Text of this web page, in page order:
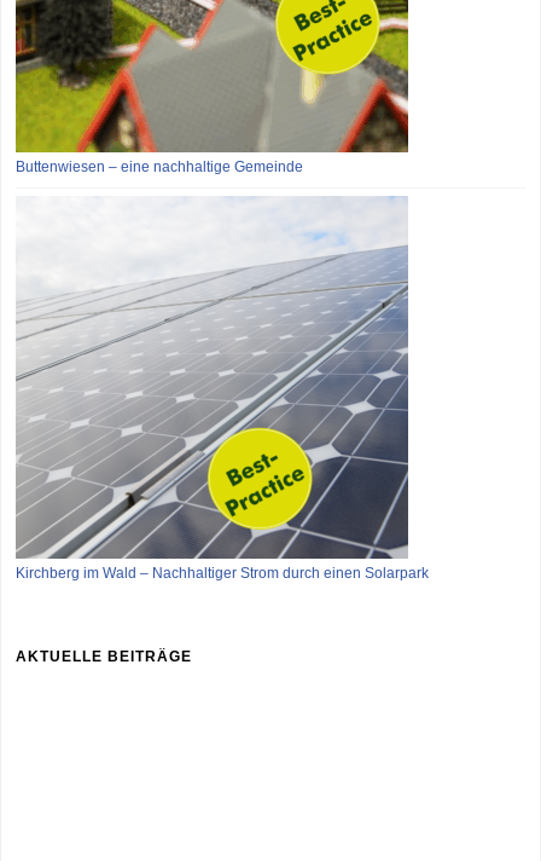
Buttenwiesen – eine nachhaltige Gemeinde
Kirchberg im Wald – Nachhaltiger Strom durch einen Solarpark
AKTUELLE BEITRÄGE